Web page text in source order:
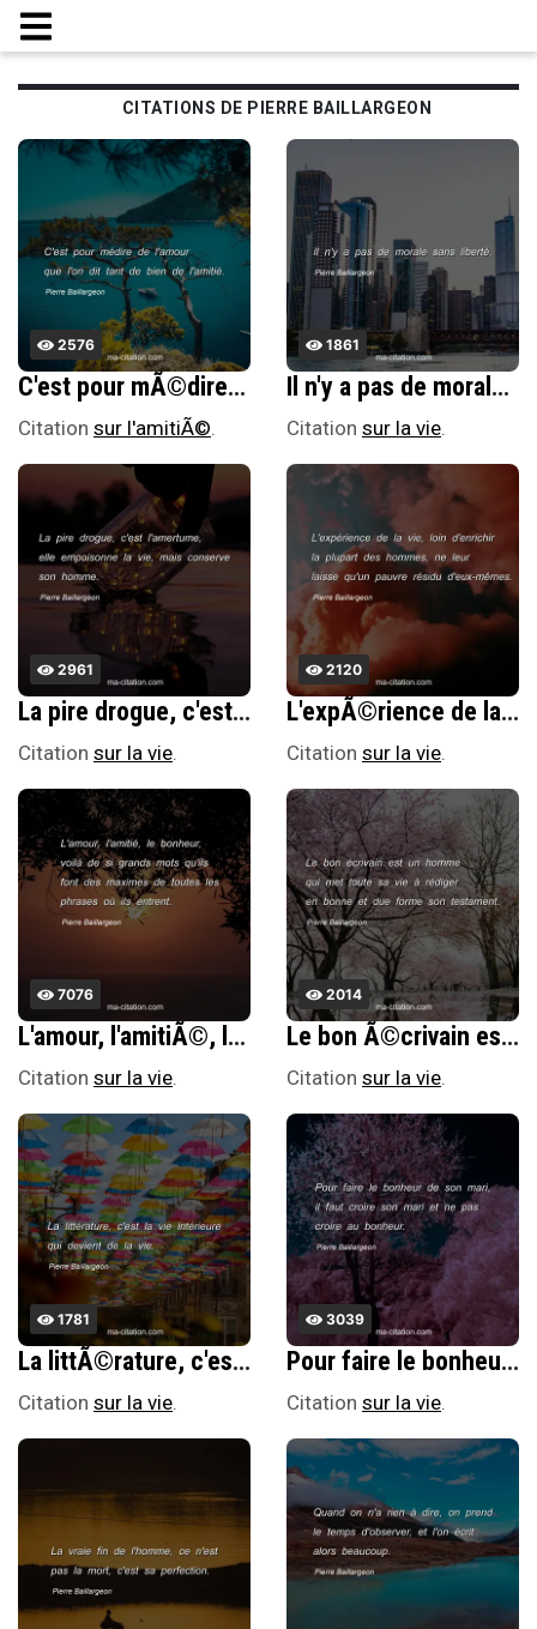
CITATIONS DE PIERRE BAILLARGEON
2576
C'est pour mÃ©dire de l'amour que l'on dit tant de bien de l'amitiÃ©.
Citation sur l'amitiÃ©.
1861
Il n'y a pas de morale sans libertÃ©.
Citation sur la vie.
2961
La pire drogue, c'est l'amertume, elle empoisonne la vie, mais conserve son homme.
Citation sur la vie.
2120
L'expÃ©rience de la vie, loin d'enrichir la plupart des hommes, ne leur laisse qu'un pauvre rÃ©sidu d'eux-mÃªmes.
Citation sur la vie.
7076
L'amour, l'amitiÃ©, le bonheur, voilÃ de si grands mots qu'ils font des maximes de toutes les phrases oÃ¹ ils entrent.
Citation sur la vie.
2014
Le bon Ã©crivain est un homme qui met toute sa vie Ã rÃ©diger en bonne et due forme son testament.
Citation sur la vie.
1781
La littÃ©rature, c'est la vie intÃ©rieure qui devient de la vie.
Citation sur la vie.
3039
Pour faire le bonheur de son mari, il faut croire son mari et ne pas croire au bonheur.
Citation sur la vie.